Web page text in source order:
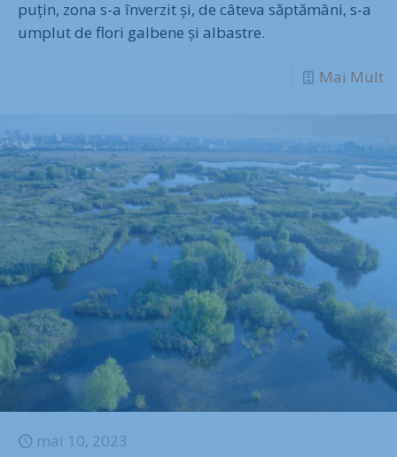
puțin, zona s-a înverzit și, de câteva săptămâni, s-a
umplut de flori galbene și albastre.
Mai Mult
mai 10, 2023